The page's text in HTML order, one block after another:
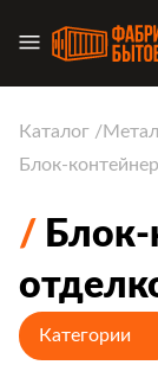
Каталог
Блок-
Категории